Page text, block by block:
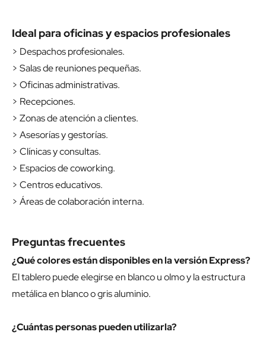
Ideal para oficinas y espacios profesionales
> Despachos profesionales.
> Salas de reuniones pequeñas.
> Oficinas administrativas.
> Recepciones.
> Zonas de atención a clientes.
> Asesorías y gestorías.
> Clínicas y consultas.
> Espacios de coworking.
> Centros educativos.
> Áreas de colaboración interna.
Preguntas frecuentes
¿Qué colores están disponibles en la versión Express?
El tablero puede elegirse en blanco u olmo y la estructura
metálica en blanco o gris aluminio.
¿Cuántas personas pueden utilizarla?